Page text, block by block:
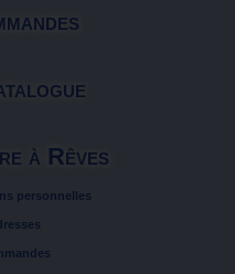
à Rêves
personnelles